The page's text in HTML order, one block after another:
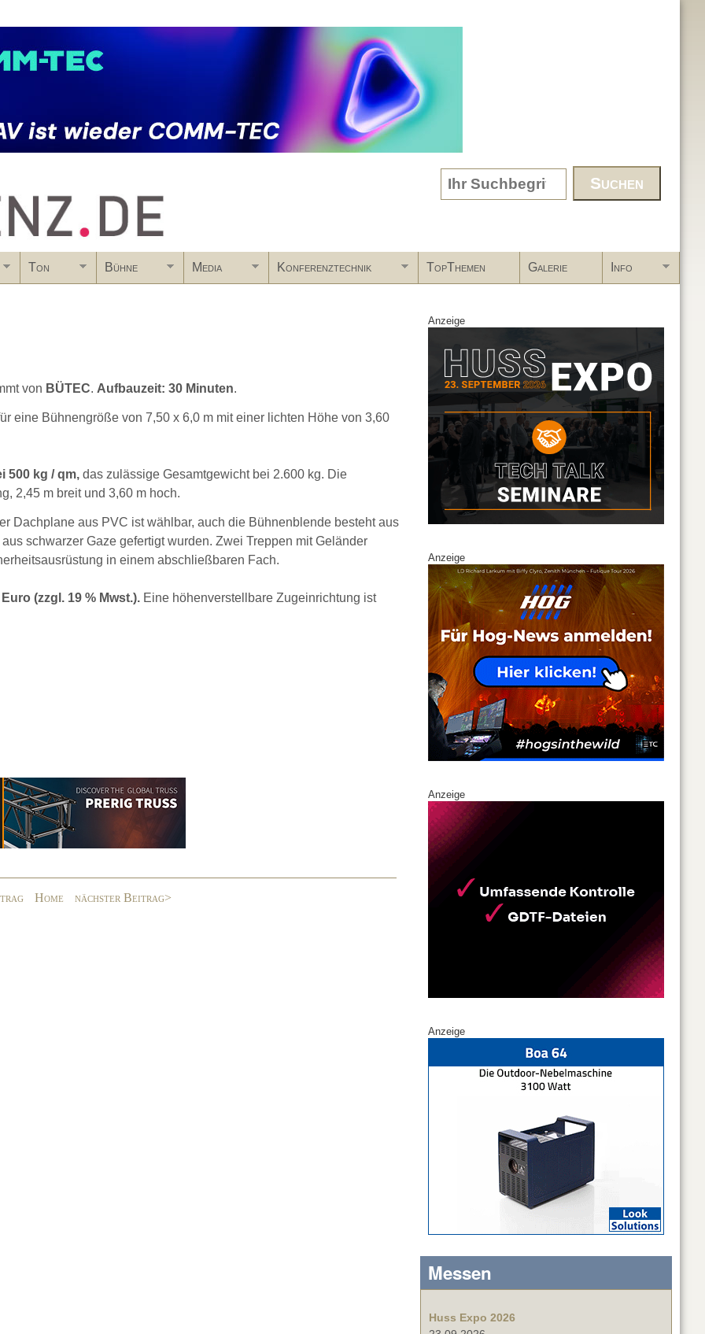
Search form
Ton Bühne Media Konferenztechnik TopThemen Galerie Info
von BÜTEC. Aufbauzeit: 30 Minuten.
eine Bühnengröße von 7,50 x 6,0 m mit einer lichten Höhe von 3,60
500 kg / qm, das zulässige Gesamtgewicht bei 2.600 kg. Die
2,45 m breit und 3,60 m hoch.
Dachplane aus PVC ist wählbar, auch die Bühnenblende besteht aus
schwarzer Gaze gefertigt wurden. Zwei Treppen mit Geländer
in einem abschließbaren Fach.
(zzgl. 19 % Mwst.). Eine höhenverstellbare Zugeinrichtung ist
Home nächster Beitrag>
Anzeige
Anzeige
Anzeige
Anzeige
Messen
Huss Expo 2026